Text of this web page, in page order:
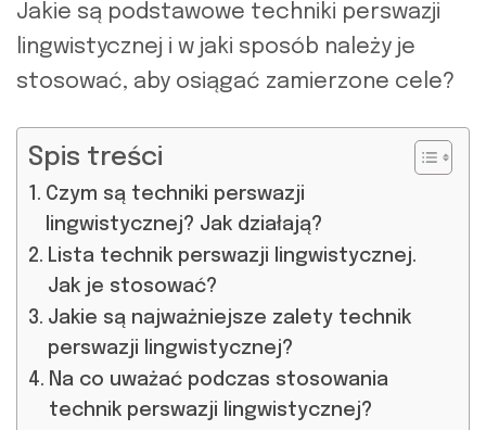
Jakie są podstawowe techniki perswazji
lingwistycznej i w jaki sposób należy je
stosować, aby osiągać zamierzone cele?
Spis treści
Czym są techniki perswazji
lingwistycznej? Jak działają?
Lista technik perswazji lingwistycznej.
Jak je stosować?
Jakie są najważniejsze zalety technik
perswazji lingwistycznej?
Na co uważać podczas stosowania
technik perswazji lingwistycznej?